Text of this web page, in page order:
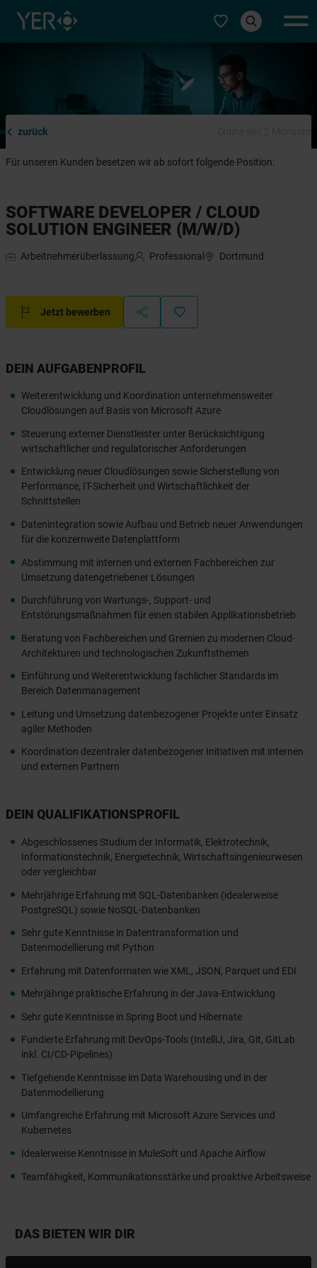
Typ auswählen
zurück
Für unseren Kunden besetzen wir ab sofort folgende Position:
SOFTWARE DEVELOPER / CLOUD
SOLUTION ENGINEER (M/W/D)
Arbeitnehmerüberlassung Professional Dortmund
Jetzt bewerben
DEIN AUFGABENPROFIL
Weiterentwicklung und Koordination unternehmensweiter
Cloudlösungen auf Basis von Microsoft Azure
Steuerung externer Dienstleister unter Berücksichtigung
wirtschaftlicher und regulatorischer Anforderungen
Entwicklung neuer Cloudlösungen sowie Sicherstellung von
Performance, IT-Sicherheit und Wirtschaftlichkeit der
Schnittstellen
Datenintegration sowie Aufbau und Betrieb neuer Anwendungen
für die konzernweite Datenplattform
Abstimmung mit internen und externen Fachbereichen zur
Umsetzung datengetriebener Lösungen
Durchführung von Wartungs-, Support- und
Entstörungsmaßnahmen für einen stabilen Applikationsbetrieb
Beratung von Fachbereichen und Gremien zu modernen Cloud-
Architekturen und technologischen Zukunftsthemen
Einführung und Weiterentwicklung fachlicher Standards im
Bereich Datenmanagement
Leitung und Umsetzung datenbezogener Projekte unter Einsatz
agiler Methoden
Koordination dezentraler datenbezogener Initiativen mit internen
und externen Partnern
DEIN QUALIFIKATIONSPROFIL
Abgeschlossenes Studium der Informatik, Elektrotechnik,
Informationstechnik, Energietechnik, Wirtschaftsingenieurwesen
oder vergleichbar
Mehrjährige Erfahrung mit SQL-Datenbanken (idealerweise
PostgreSQL) sowie NoSQL-Datenbanken
Sehr gute Kenntnisse in Datentransformation und
Datenmodellierung mit Python
Erfahrung mit Datenformaten wie XML, JSON, Parquet und EDI
Mehrjährige praktische Erfahrung in der Java-Entwicklung
Sehr gute Kenntnisse in Spring Boot und Hibernate
Fundierte Erfahrung mit DevOps-Tools (IntelliJ, Jira, Git, GitLab
inkl. CI/CD-Pipelines)
Tiefgehende Kenntnisse im Data Warehousing und in der
Datenmodellierung
Umfangreiche Erfahrung mit Microsoft Azure Services und
Kubernetes
Idealerweise Kenntnisse in MuleSoft und Apache Airflow
Teamfähigkeit, Kommunikationsstärke und proaktive Arbeitsweise
DAS BIETEN WIR DIR